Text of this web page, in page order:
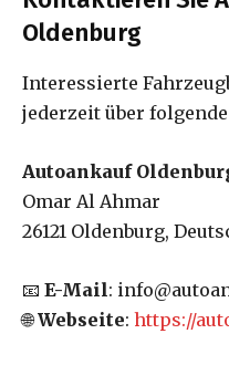
Oldenburg
Interessierte
jederzeit über
Autoankauf
Omar Al Ahmar
26121 Oldenburg,
📧 E-Mail:
🌐Webseite: https://